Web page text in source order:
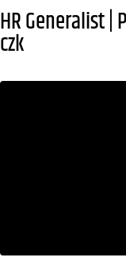
HR Generalist |
czk